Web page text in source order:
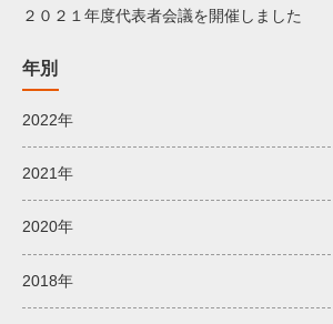
２０２１年度代表者会議を開催しました
年別
2022年
2021年
2020年
2018年